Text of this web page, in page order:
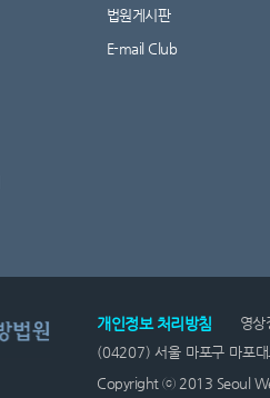
법원게시판
E-mail Club
개인정보 처리방침
영상
(04207) 서울 마포구 마포
Copyright ⓒ 2013 Seoul